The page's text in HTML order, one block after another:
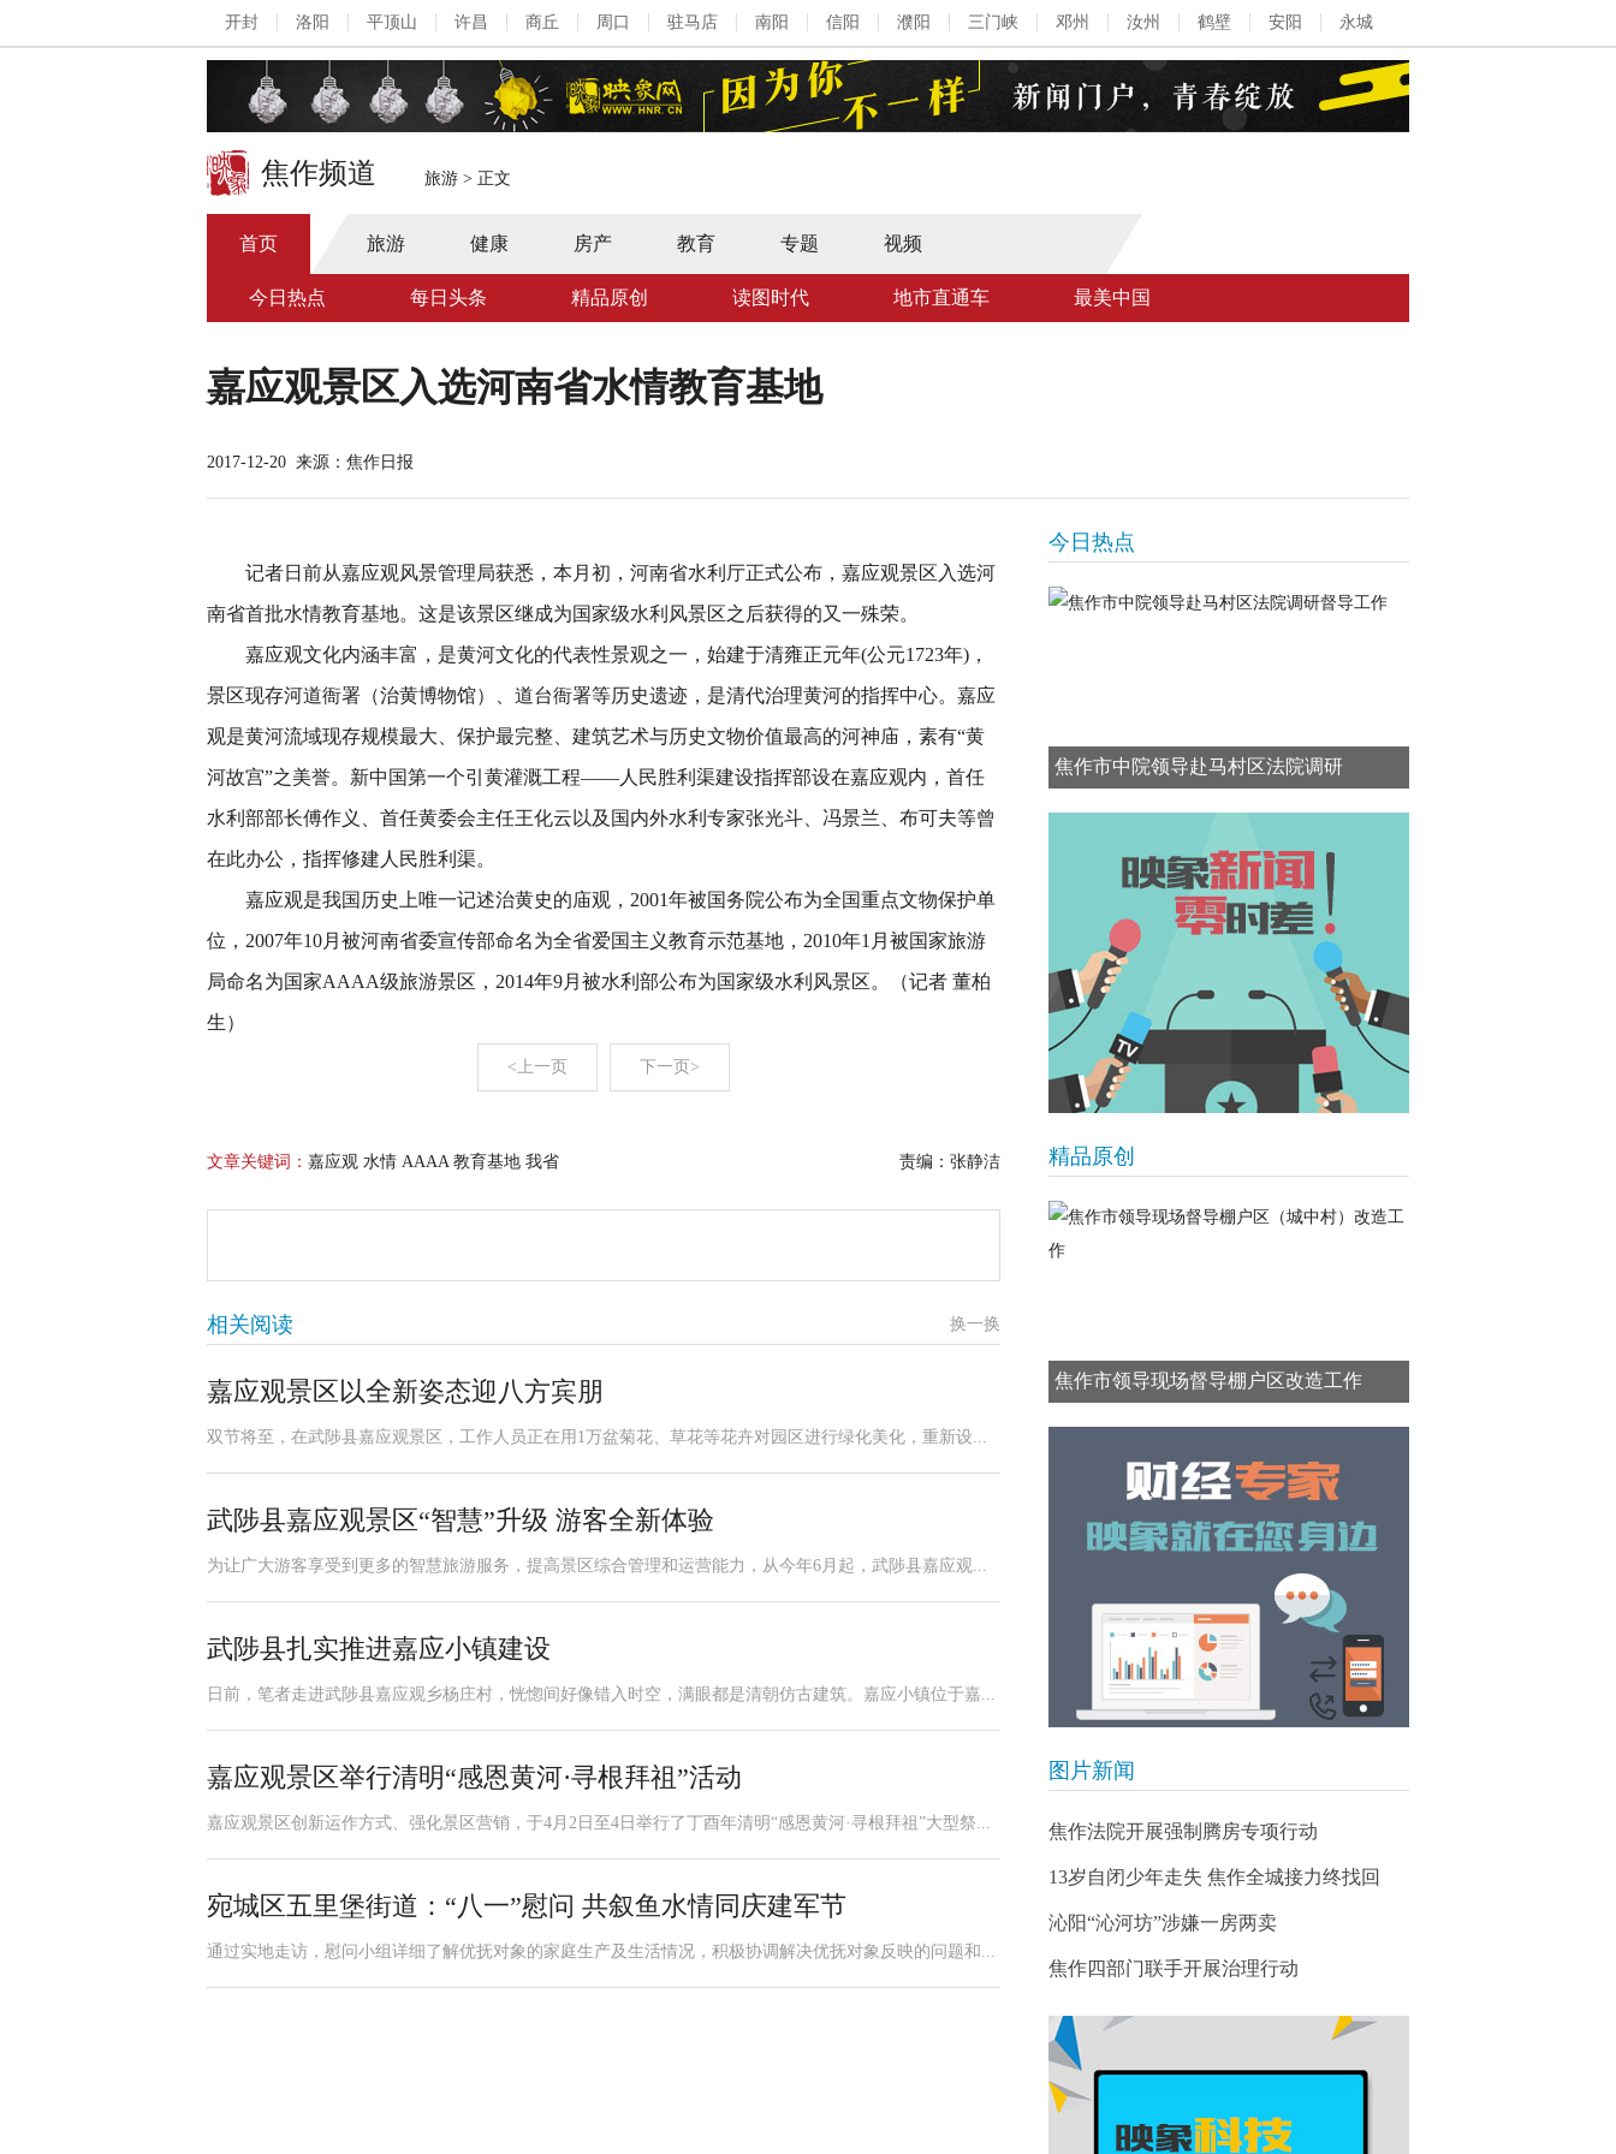
开封 洛阳 平顶山 许昌 商丘 周口 驻马店 南阳 信阳 濮阳 三门峡 邓州 汝州 鹤壁 安阳 永城
焦作频道 旅游 > 正文
首页 旅游 健康 房产 教育 专题 视频
今日热点 每日头条 精品原创 读图时代 地市直通车 最美中国
嘉应观景区入选河南省水情教育基地
2017-12-20 来源：焦作日报
记者日前从嘉应观风景管理局获悉，本月初，河南省水利厅正式公布，嘉应观景区入选河
南省首批水情教育基地。这是该景区继成为国家级水利风景区之后获得的又一殊荣。
嘉应观文化内涵丰富，是黄河文化的代表性景观之一，始建于清雍正元年(公元1723年)，
景区现存河道衙署（治黄博物馆）、道台衙署等历史遗迹，是清代治理黄河的指挥中心。嘉应
观是黄河流域现存规模最大、保护最完整、建筑艺术与历史文物价值最高的河神庙，素有“黄
河故宫”之美誉。新中国第一个引黄灌溉工程——人民胜利渠建设指挥部设在嘉应观内，首任
水利部部长傅作义、首任黄委会主任王化云以及国内外水利专家张光斗、冯景兰、布可夫等曾
在此办公，指挥修建人民胜利渠。
嘉应观是我国历史上唯一记述治黄史的庙观，2001年被国务院公布为全国重点文物保护单
位，2007年10月被河南省委宣传部命名为全省爱国主义教育示范基地，2010年1月被国家旅游
局命名为国家AAAA级旅游景区，2014年9月被水利部公布为国家级水利风景区。（记者 董柏
生）
<上一页 下一页>
文章关键词： 嘉应观 水情 AAAA 教育基地 我省 责编：张静洁
相关阅读 换一换
嘉应观景区以全新姿态迎八方宾朋
双节将至，在武陟县嘉应观景区，工作人员正在用1万盆菊花、草花等花卉对园区进行绿化美化，重新设...
武陟县嘉应观景区“智慧”升级 游客全新体验
为让广大游客享受到更多的智慧旅游服务，提高景区综合管理和运营能力，从今年6月起，武陟县嘉应观...
武陟县扎实推进嘉应小镇建设
日前，笔者走进武陟县嘉应观乡杨庄村，恍惚间好像错入时空，满眼都是清朝仿古建筑。嘉应小镇位于嘉...
嘉应观景区举行清明“感恩黄河·寻根拜祖”活动
嘉应观景区创新运作方式、强化景区营销，于4月2日至4日举行了丁酉年清明“感恩黄河·寻根拜祖”大型祭...
宛城区五里堡街道：“八一”慰问 共叙鱼水情同庆建军节
通过实地走访，慰问小组详细了解优抚对象的家庭生产及生活情况，积极协调解决优抚对象反映的问题和...
今日热点
焦作市中院领导赴马村区法院调研
精品原创
焦作市领导现场督导棚户区改造工作
图片新闻
焦作法院开展强制腾房专项行动
13岁自闭少年走失 焦作全城接力终找回
沁阳“沁河坊”涉嫌一房两卖
焦作四部门联手开展治理行动